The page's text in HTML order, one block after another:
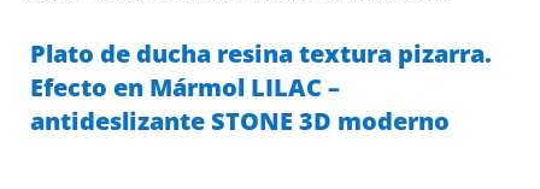
Plato de ducha resina textura pizarra.
Efecto en Mármol LILAC –
antideslizante STONE 3D moderno